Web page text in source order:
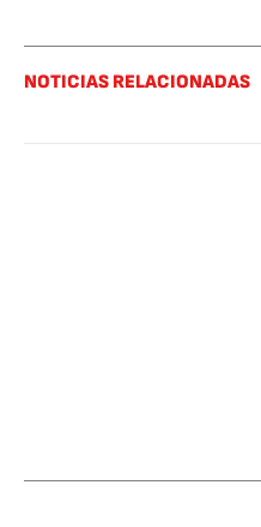
NOTICIAS RELACIONADAS